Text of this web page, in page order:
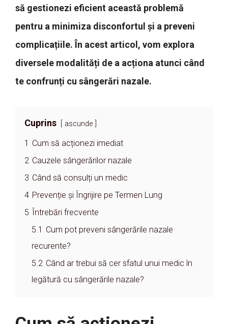
să gestionezi eficient această problemă
pentru a minimiza disconfortul și a preveni
complicațiile. În acest articol, vom explora
diversele modalități de a acționa atunci când
te confrunți cu sângerări nazale.
Cuprins ascunde
1 Cum să acționezi imediat
2 Cauzele sângerărilor nazale
3 Când să consulți un medic
4 Prevenție și Îngrijire pe Termen Lung
5
Întrebări frecvente
5.1 Cum pot preveni sângerările nazale
recurente?
5.2 Când ar trebui să cer sfatul unui medic în
legătură cu sângerările nazale?